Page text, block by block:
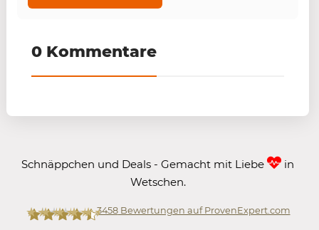
0 Kommentare
Schnäppchen und Deals - Gemacht mit Liebe
in
Wetschen.
3458Bewertungen auf ProvenExpert.com